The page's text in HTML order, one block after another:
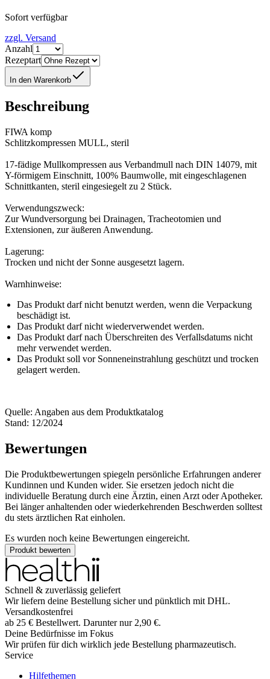
Sofort verfügbar
zzgl. Versand
Anzahl
Rezeptart
In den Warenkorb
Beschreibung
FIWA komp
Schlitzkompressen MULL, steril
17-fädige Mullkompressen aus Verbandmull nach DIN 14079, mit
Y-förmigem Einschnitt, 100% Baumwolle, mit eingeschlagenen
Schnittkanten, steril eingesiegelt zu 2 Stück.
Verwendungszweck:
Zur Wundversorgung bei Drainagen, Tracheotomien und
Extensionen, zur äußeren Anwendung.
Lagerung:
Trocken und nicht der Sonne ausgesetzt lagern.
Warnhinweise:
Das Produkt darf nicht benutzt werden, wenn die Verpackung
beschädigt ist.
Das Produkt darf nicht wiederverwendet werden.
Das Produkt darf nach Überschreiten des Verfallsdatums nicht
mehr verwendet werden.
Das Produkt soll vor Sonneneinstrahlung geschützt und trocken
gelagert werden.
Quelle: Angaben aus dem Produktkatalog
Stand: 12/2024
Bewertungen
Die Produktbewertungen spiegeln persönliche Erfahrungen anderer
Kundinnen und Kunden wider. Sie ersetzen jedoch nicht die
individuelle Beratung durch eine Ärztin, einen Arzt oder Apotheker.
Bei länger anhaltenden oder wiederkehrenden Beschwerden solltest
du stets ärztlichen Rat einholen.
Es wurden noch keine Bewertungen eingereicht.
Produkt bewerten
Schnell & zuverlässig geliefert
Wir liefern deine Bestellung sicher und pünktlich mit DHL.
Versandkostenfrei
ab 25 € Bestellwert. Darunter nur 2,90 €.
Deine Bedürfnisse im Fokus
Wir prüfen für dich wirklich jede Bestellung pharmazeutisch.
Service
Hilfethemen